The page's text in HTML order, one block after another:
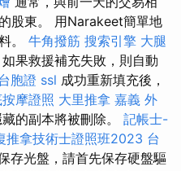
股東。 用Narakeet簡單地
。 牛角撥筋 搜索引擎 大腿
果救援補充失敗，則自動
胞證 ssl 成功重新填充後，
摩證照 大里推拿 嘉義 外
的副本將被刪除。 記帳士-
推拿技術士證照班2023 台
存光盤，請首先保存硬盤驅